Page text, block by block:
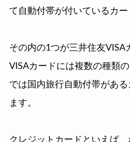
て自動付帯が付いているカー
その内の1つが三井住友VISA
VISAカードには複数の種類
では国内旅行自動付帯があ
ます。
クレジットカードといえば